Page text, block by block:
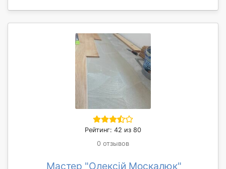
Рейтинг: 42 из 80
0 отзывов
Мастер "Олексій Москалюк"